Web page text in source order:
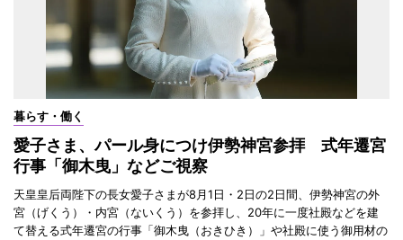
暮らす・働く
愛子さま、パール身につけ伊勢神宮参拝 式年遷宮
行事「御木曳」などご視察
天皇皇后両陛下の長女愛子さまが8月1日・2日の2日間、伊勢神宮の外
宮（げくう）・内宮（ないくう）を参拝し、20年に一度社殿などを建
て替える式年遷宮の行事「御木曳（おきひき）」や社殿に使う御用材の